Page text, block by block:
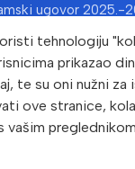
tehnologiju
prikazao
te su oni nužni za
ove stranice,
vašim
ugovor 2025.-
biotehnološki